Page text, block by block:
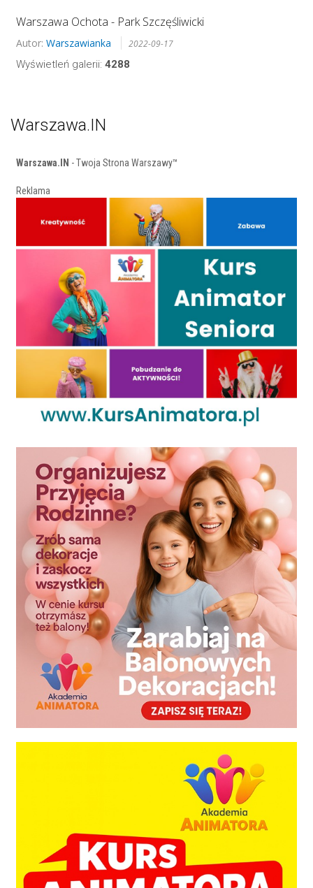
Warszawa Ochota - Park Szczęśliwicki
Autor: Warszawianka 2022-09-17
Wyświetleń galerii: 4288
Warszawa.IN
Warszawa.IN - Twoja Strona Warszawy™
Reklama